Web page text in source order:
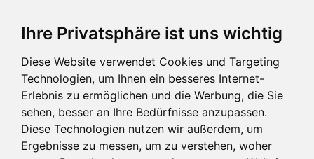
Ihre Privatsphäre ist uns wichtig
Diese Website verwendet Cookies und Targeting
Technologien, um Ihnen ein besseres Internet-
Erlebnis zu ermöglichen und die Werbung, die Sie
sehen, besser an Ihre Bedürfnisse anzupassen.
Diese Technologien nutzen wir außerdem, um
Ergebnisse zu messen, um zu verstehen, woher
Scout an.
Dann lehnen Sie sich zurück und schauen, was in
Zukunft passiert.
Weiter zur Anmeldung